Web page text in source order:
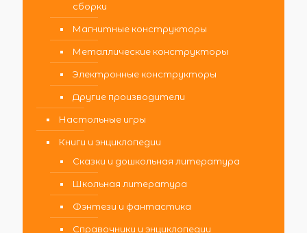
сборки
Магнитные конструкторы
Металлические конструкторы
Электронные конструкторы
Другие производители
Настольные игры
Книги и энциклопедии
Сказки и дошкольная литература
Школьная литература
Фэнтези и фантастика
Справочники и энциклопедии